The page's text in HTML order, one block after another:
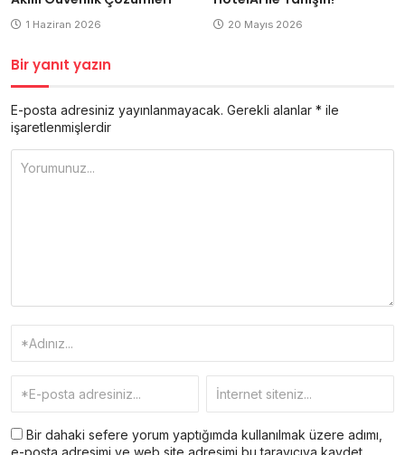
1 Haziran 2026 20 Mayıs 2026
Bir yanıt yazın
E-posta adresiniz yayınlanmayacak. Gerekli alanlar * ile
işaretlenmişlerdir
Bir dahaki sefere yorum yaptığımda kullanılmak üzere adımı,
e-posta adresimi ve web site adresimi bu tarayıcıya kaydet.